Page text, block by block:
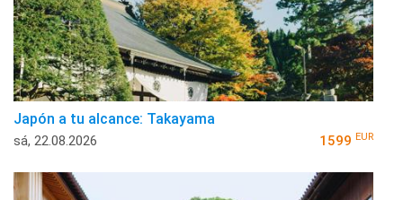
Japón a tu alcance: Takayama
sá, 22.08.2026 1599 EUR